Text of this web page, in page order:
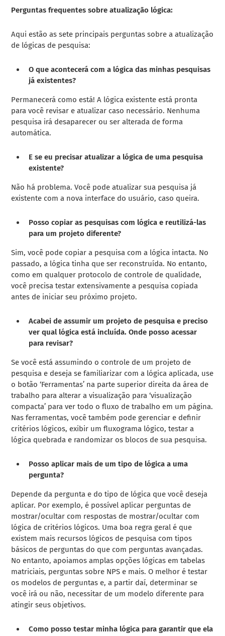
Perguntas frequentes sobre atualização lógica:
Aqui estão as sete principais perguntas sobre a atualização
de lógicas de pesquisa:
O que acontecerá com a lógica das minhas pesquisas
já existentes?
Permanecerá como está! A lógica existente está pronta
para você revisar e atualizar caso necessário. Nenhuma
pesquisa irá desaparecer ou ser alterada de forma
automática.
E se eu precisar atualizar a lógica de uma pesquisa
existente?
Não há problema. Você pode atualizar sua pesquisa já
existente com a nova interface do usuário, caso queira.
Posso copiar as pesquisas com lógica e reutilizá-las
para um projeto diferente?
Sim, você pode copiar a pesquisa com a lógica intacta. No
passado, a lógica tinha que ser reconstruída. No entanto,
como em qualquer protocolo de controle de qualidade,
você precisa testar extensivamente a pesquisa copiada
antes de iniciar seu próximo projeto.
Acabei de assumir um projeto de pesquisa e preciso
ver qual lógica está incluída. Onde posso acessar
para revisar?
Se você está assumindo o controle de um projeto de
pesquisa e deseja se familiarizar com a lógica aplicada, use
o botão ‘Ferramentas’ na parte superior direita da área de
trabalho para alterar a visualização para ‘visualização
compacta’ para ver todo o fluxo de trabalho em um página.
Nas ferramentas, você também pode gerenciar e definir
critérios lógicos, exibir um fluxograma lógico, testar a
lógica quebrada e randomizar os blocos de sua pesquisa.
Posso aplicar mais de um tipo de lógica a uma
pergunta?
Depende da pergunta e do tipo de lógica que você deseja
aplicar. Por exemplo, é possível aplicar perguntas de
mostrar/ocultar com respostas de mostrar/ocultar com
lógica de critérios lógicos. Uma boa regra geral é que
existem mais recursos lógicos de pesquisa com tipos
básicos de perguntas do que com perguntas avançadas.
No entanto, apoiamos amplas opções lógicas em tabelas
matriciais, perguntas sobre NPS e mais. O melhor é testar
os modelos de perguntas e, a partir daí, determinar se
você irá ou não, necessitar de um modelo diferente para
atingir seus objetivos.
Como posso testar minha lógica para garantir que ela